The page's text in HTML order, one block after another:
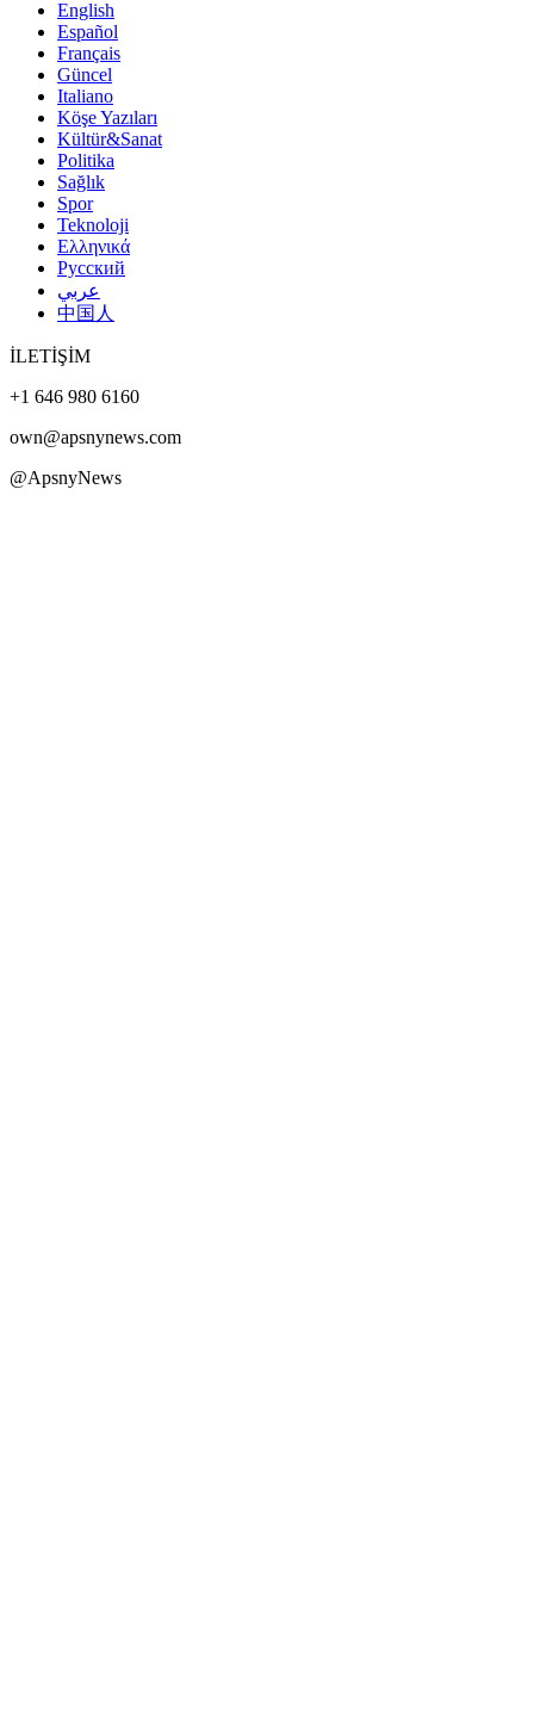
English
Español
Français
Güncel
Italiano
Köşe Yazıları
Kültür&Sanat
Politika
Sağlık
Spor
Teknoloji
Ελληνικά
Русский
عربي
中国人
İLETİŞİM
+1 646 980 6160
own@apsnynews.com
@ApsnyNews